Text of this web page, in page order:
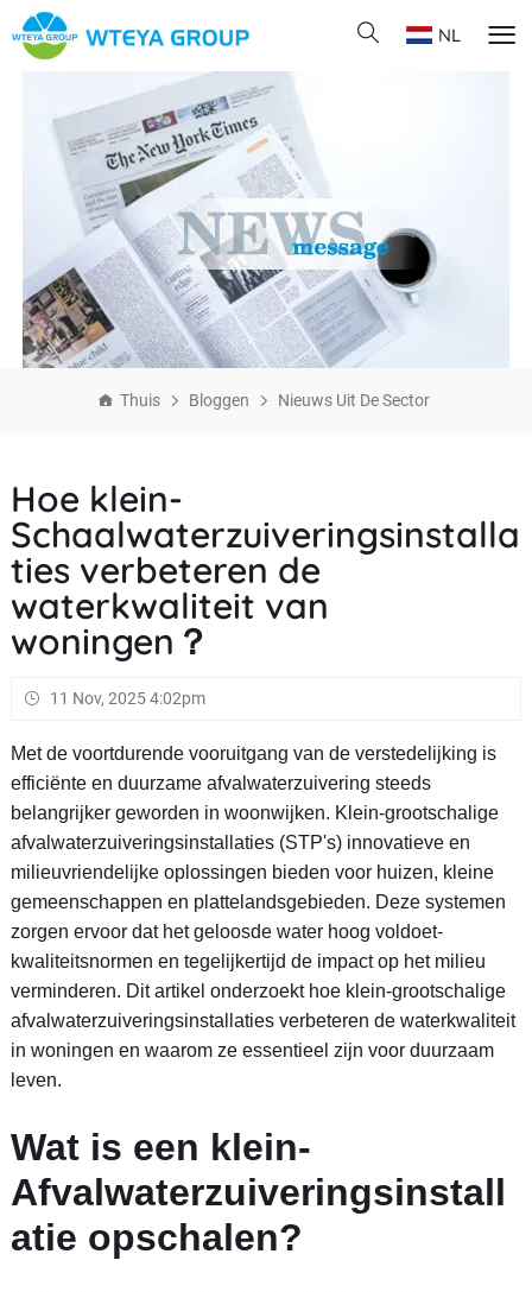
NL
Thuis Bloggen Nieuws Uit De Sector
Hoe klein-
Schaalwaterzuiveringsinstalla
ties verbeteren de
waterkwaliteit van
woningen？
11 Nov, 2025 4:02pm
Met de voortdurende vooruitgang van de verstedelijking is
efficiënte en duurzame afvalwaterzuivering steeds
belangrijker geworden in woonwijken. Klein-grootschalige
afvalwaterzuiveringsinstallaties (STP's) innovatieve en
milieuvriendelijke oplossingen bieden voor huizen, kleine
gemeenschappen en plattelandsgebieden. Deze systemen
zorgen ervoor dat het geloosde water hoog voldoet-
kwaliteitsnormen en tegelijkertijd de impact op het milieu
verminderen. Dit artikel onderzoekt hoe klein-grootschalige
afvalwaterzuiveringsinstallaties verbeteren de waterkwaliteit
in woningen en waarom ze essentieel zijn voor duurzaam
leven.
Wat is een klein-
Afvalwaterzuiveringsinstall
atie opschalen?